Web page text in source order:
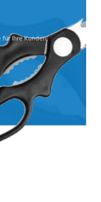
Ihre Kunden.